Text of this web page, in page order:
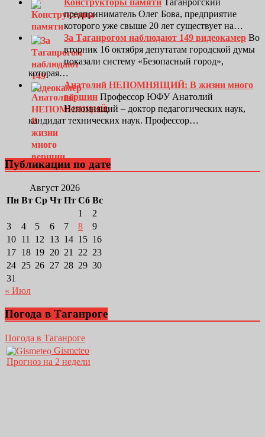
Конструкторы памяти Таганрогский
предприниматель Олег Бова, предприятие
которого уже свыше 20 лет существует на…
За Таганрогом наблюдают 149 видеокамер Во
вторник 16 октября депутатам городской думы
показали систему «Безопасный город»,
которая…
Анатолий НЕПОМНЯЩИЙ: В жизни много
вершин Профессор ЮФУ Анатолий
Непомнящий – доктор педагогических наук,
кандидат технических наук. Профессор…
Публикации по дате
Август 2026
Пн Вт Ср Чт Пт Сб Вс
1
2
3
4 5 6 7 8
9
10 11 12 13 14 15 16
17 18 19 20 21 22 23
24 25 26 27 28 29 30
31
« Июл
Погода в Таганроге
Погода в Таганроге
Gismeteo
Прогноз на 2 недели